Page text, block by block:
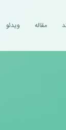
مقاله ویدئو